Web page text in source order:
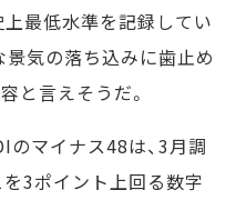
上最低水準を記録してい
気の落ち込みに歯止め
と言えそうだ。
のマイナス48は、3月調
3ポイント上回る数字